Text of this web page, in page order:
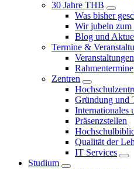
30 Jahre THB
Was bisher
Wir jubeln zum
Blog und
Termine &
Veranstaltungen
Rahmentermine
Zentren
Gründung und
Internationales
Präsenzstellen
Qualität der
IT Services
Studium